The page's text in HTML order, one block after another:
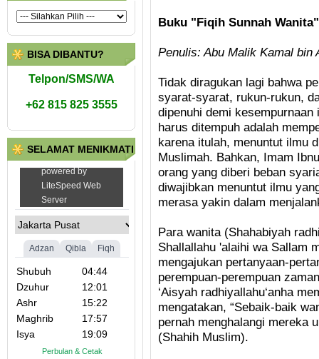
BISA DIBANTU?
Telpon/SMS/WA
+62 815 825 3555
SELAMAT MENIKMATI
Buku "Fiqih Sunnah Wanita"
Penulis: Abu Malik Kamal bin
Tidak diragukan lagi bahwa
syarat-syarat, rukun-rukun,
dipenuhi demi
harus ditempuh adalah
karena itulah, menuntut ilmu
Muslimah. Bahkan, Imam
orang yang diberi beban
diwajibkan menuntut ilmu
merasa yakin dalam
Para wanita (Shahabiyah
Shallallahu 'alaihi wa Sallam
mengajukan pertanyaan-
perempuan-perempuan
‘Aisyah radhiyallahu‘anha
mengatakan, “Sebaik-baik
pernah menghalangi mereka
(Shahih Muslim).